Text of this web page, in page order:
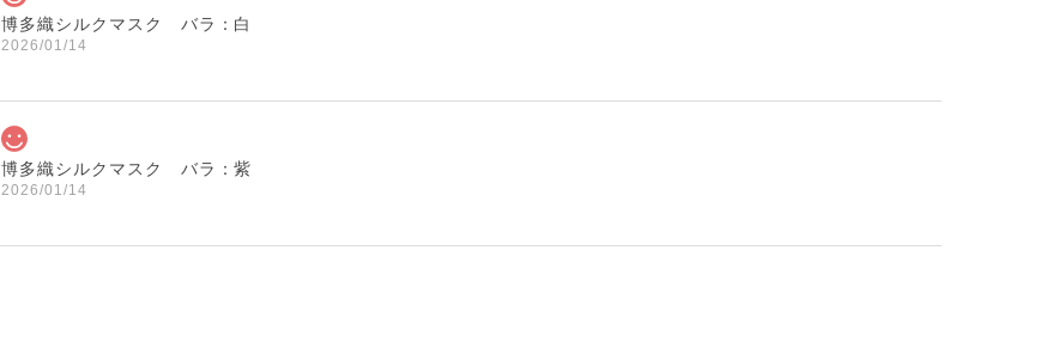
博多織シルクマスク バラ：白
2026/01/14
博多織シルクマスク バラ：紫
2026/01/14